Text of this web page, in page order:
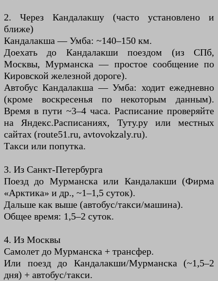
2. Через Кандалакшу (часто установлено и
ближе)
Кандалакша — Умба: ~140–150 км.
Доехать до Кандалакши поездом (из СПб,
Москвы, Мурманска — простое сообщение по
Кировской железной дороге).
Автобус Кандалакша — Умба: ходит ежедневно
(кроме воскресенья по некоторым данным).
Время в пути ~3–4 часа. Расписание проверяйте
на Яндекс.Расписаниях, Туту.ру или местных
сайтах (route51.ru, avtovokzaly.ru).
Такси или попутка.
3. Из Санкт-Петербурга
Поезд до Мурманска или Кандалакши (Фирма
«Арктика» и др., ~1–1,5 суток).
Дальше как выше (автобус/такси/машина).
Общее время: 1,5–2 суток.
4. Из Москвы
Самолет до Мурманска + трансфер.
Или поезд до Кандалакши/Мурманска (~1,5–2
дня) + автобус/такси.